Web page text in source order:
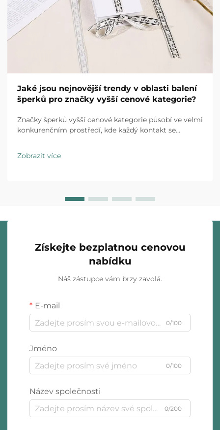
Jaké jsou nejnovější trendy v oblasti balení
šperků pro značky vyšší cenové kategorie?
Značky šperků vyšší cenové kategorie působí ve velmi
konkurenčním prostředí, kde každý kontakt se
rozbalení se vyvinul z jednoduché ochranné opatření
na strategický prvek, který značku odlišuje a ovlivňuje
Zobrazit více
Získejte bezplatnou cenovou
nabídku
Náš zástupce vám brzy zavolá.
E-mail
0/100
Jméno
0/100
Název společnosti
0/200